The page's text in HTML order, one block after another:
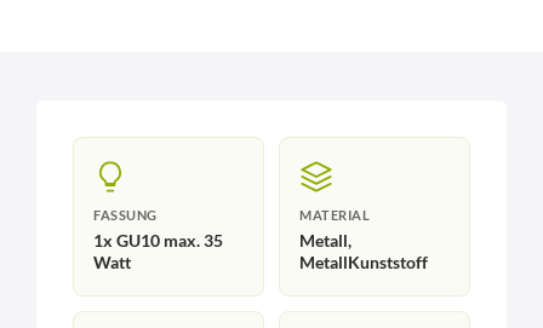
FASSUNG
1x GU10 max. 35
Watt
MATERIAL
Metall,
MetallKunststoff